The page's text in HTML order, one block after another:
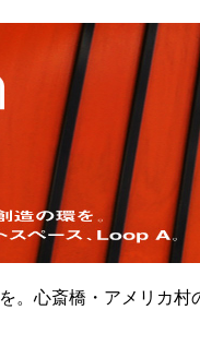
。心斎橋・アメリカ村